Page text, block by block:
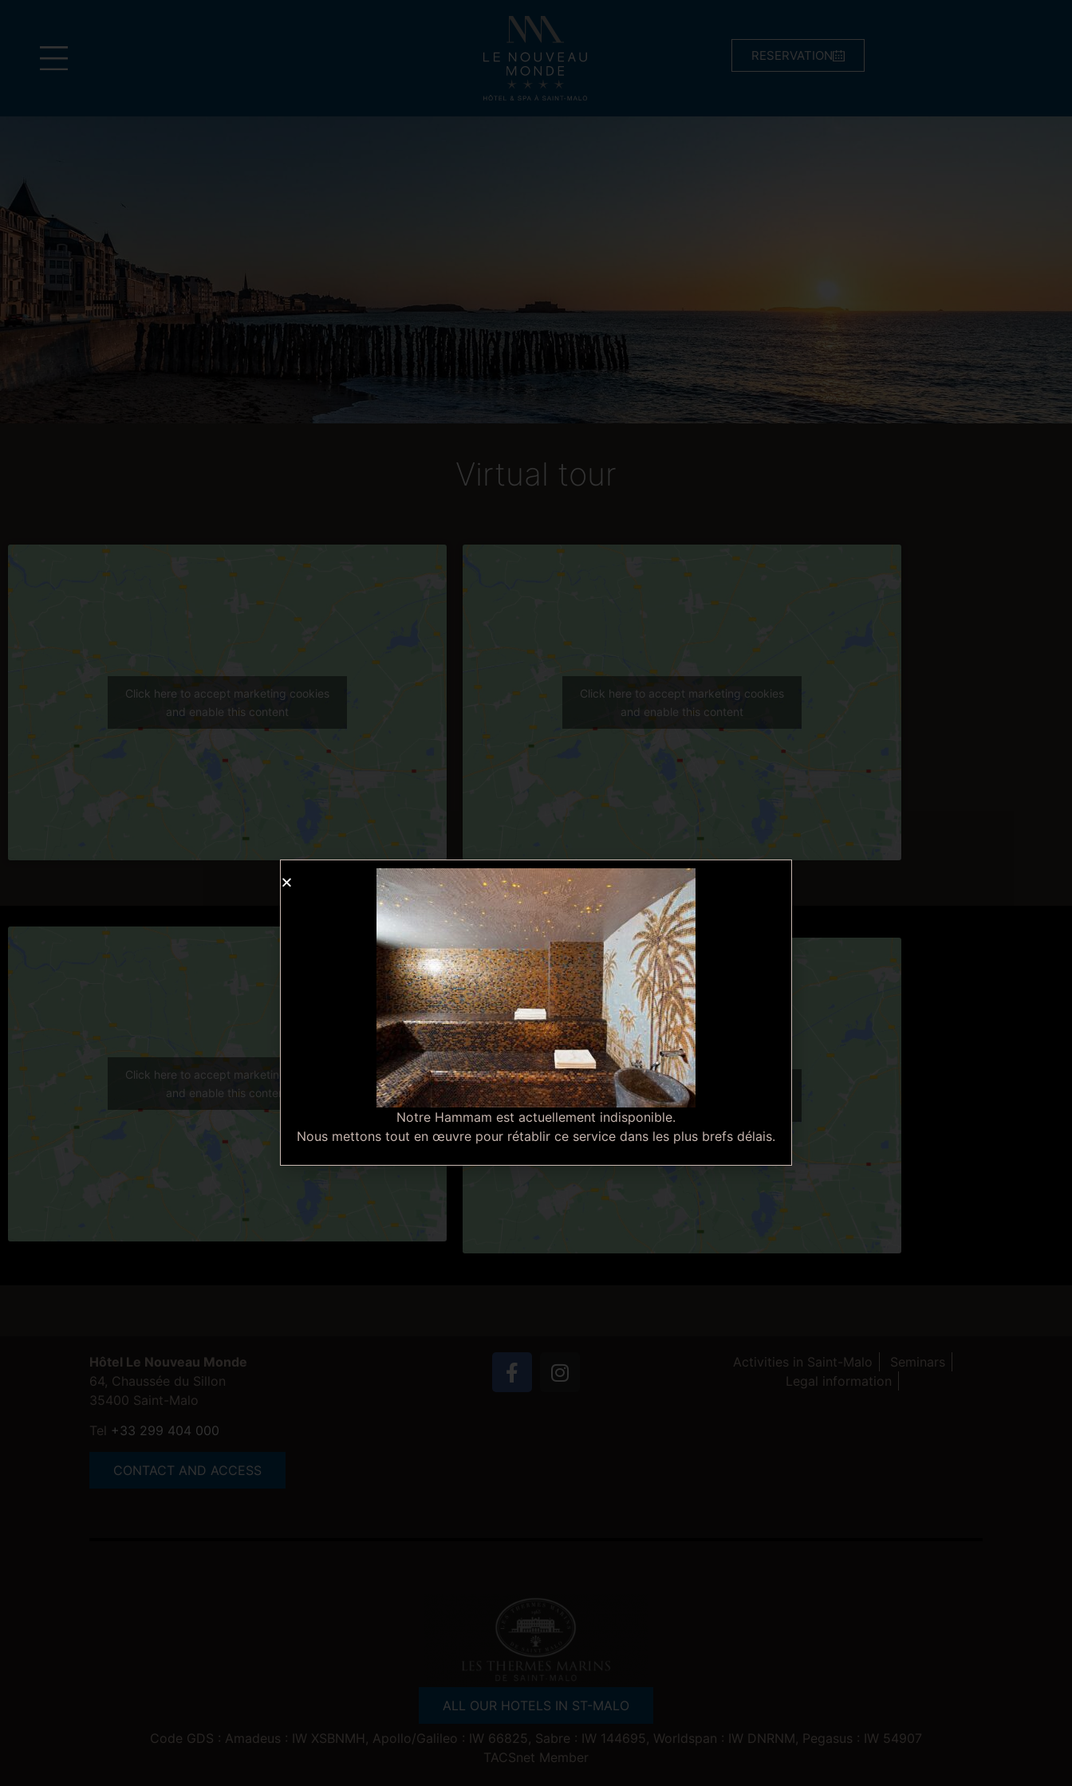
Gérer le consentement aux cookies
We use cookies on our web site to optimize it and our services.
Accept cookies Functional only Voir les préférences
RESERVATION
Best rates guaranteed! Book en room
Virtual tour
Click here to accept marketing cookies
and enable this content
Click here to accept marketing cookies
and enable this content
Click here to accept marketing cookies
and enable this content
Click here to accept marketing cookies
and enable this content
Hôtel Le Nouveau Monde
64, Chaussée du Sillon
35400 Saint-Malo
Tel +33 299 404 000
CONTACT AND ACCESS
Activities in Saint-Malo
Seminars
Legal information
ALL OUR HOTELS IN ST-MALO
Code GDS : Amadeus : IW XSBNMH, Apollo/Galileo : IW 66825, Sabre : IW 144695, Worldspan : IW DNRNM, Pegasus : IW 54907
TACSnet Member
Notre Hammam est actuellement indisponible.
Nous mettons tout en œuvre pour rétablir ce service dans les plus brefs délais.